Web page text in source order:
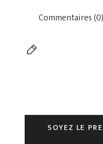
Commentaires (0)
SOYEZ LE